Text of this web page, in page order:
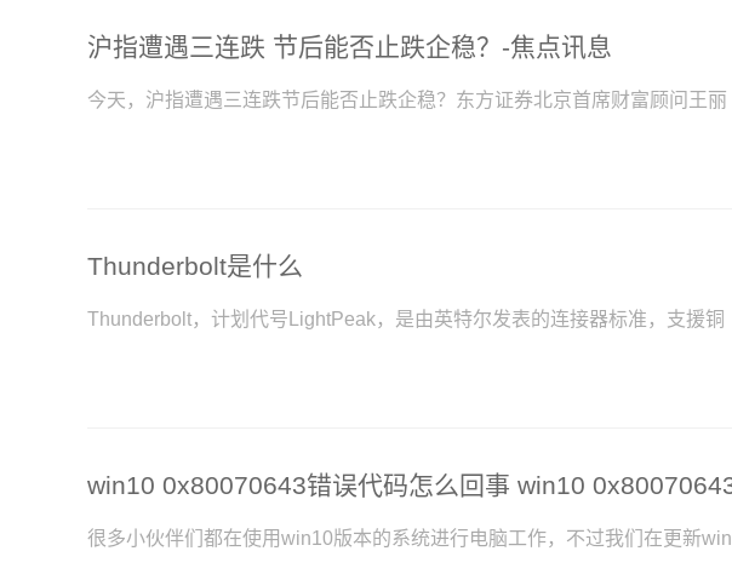
沪指遭遇三连跌 节后能否止跌企稳？-焦点讯息
今天，沪指遭遇三连跌节后能否止跌企稳？东方证券北京首席财富顾问王丽
Thunderbolt是什么
Thunderbolt，计划代号LightPeak，是由英特尔发表的连接器标准，支援铜
很多小伙伴们都在使用win10版本的系统进行电脑工作，不过我们在更新win